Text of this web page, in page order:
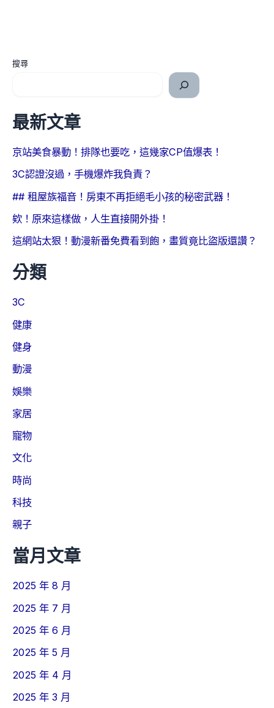
搜尋
最新文章
京站美食暴動！排隊也要吃，這幾家CP值爆表！
3C認證沒過，手機爆炸我負責？
## 租屋族福音！房東不再拒絕毛小孩的秘密武器！
欸！原來這樣做，人生直接開外掛！
這網站太狠！動漫新番免費看到飽，畫質竟比盜版還讚？
分類
3C
健康
健身
動漫
娛樂
家居
寵物
文化
時尚
科技
親子
當月文章
2025 年 8 月
2025 年 7 月
2025 年 6 月
2025 年 5 月
2025 年 4 月
2025 年 3 月